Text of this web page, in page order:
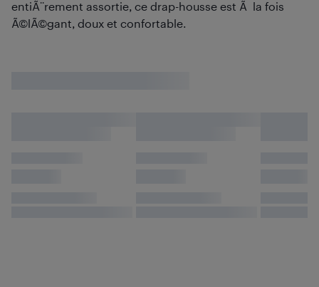
entiÃ¨rement assortie, ce drap-housse est Ã la fois
Ã©lÃ©gant, doux et confortable.